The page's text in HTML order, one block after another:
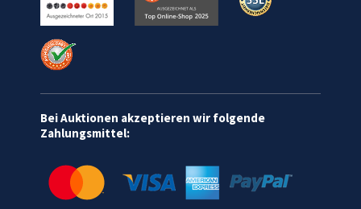
Bei Auktionen akzeptieren wir folgende
Zahlungsmittel: